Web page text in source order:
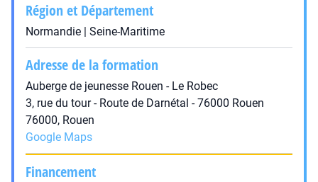
Région et Département
Normandie | Seine-Maritime
Adresse de la formation
Auberge de jeunesse Rouen - Le Robec
3, rue du tour - Route de Darnétal - 76000 Rouen
76000, Rouen
Google Maps
Financement